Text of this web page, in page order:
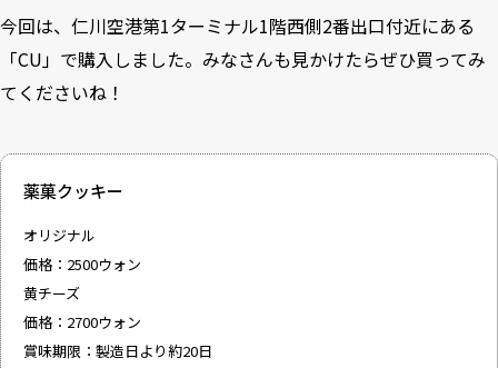
今回は、仁川空港第1ターミナル1階西側2番出口付近にある
「CU」で購入しました。みなさんも見かけたらぜひ買ってみ
てくださいね！
薬菓クッキー
オリジナル
価格：2500ウォン
黄チーズ
価格：2700ウォン
賞味期限：製造日より約20日